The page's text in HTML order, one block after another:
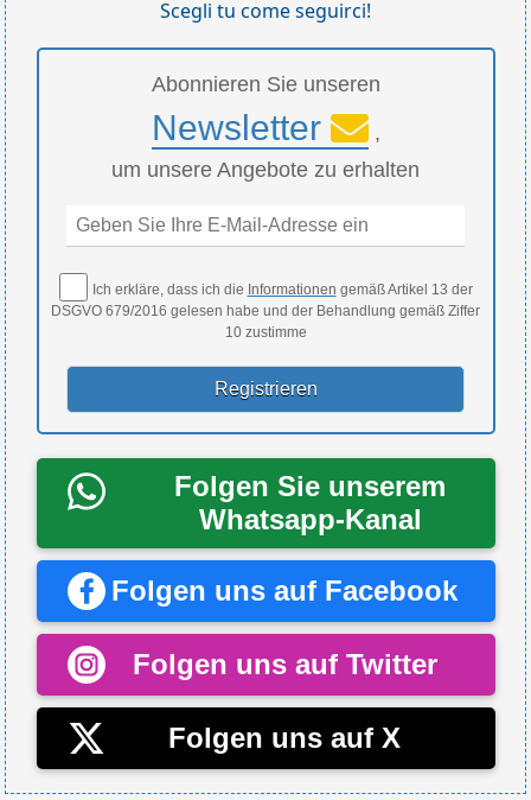
Scegli tu come seguirci!
Abonnieren Sie unseren
Newsletter
,
um unsere Angebote zu erhalten
Ich erkläre, dass ich die Informationen gemäß Artikel 13 der
DSGVO 679/2016 gelesen habe und der Behandlung gemäß Ziffer
10 zustimme
Folgen Sie unserem
Whatsapp-Kanal
Folgen uns auf Facebook
Folgen uns auf Twitter
Folgen uns auf X